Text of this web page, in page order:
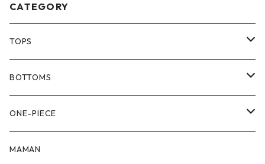
CATEGORY
TOPS
80size
90size
100size
BOTTOMS
80size
90size
ONE-PIECE
80size
MAMAN